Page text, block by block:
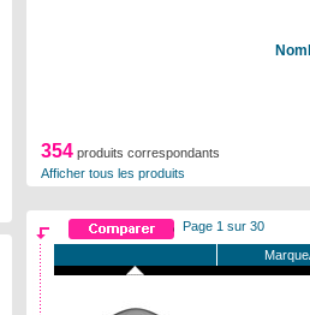
354 produits correspondants
Afficher tous les produits
Page 1 sur 30